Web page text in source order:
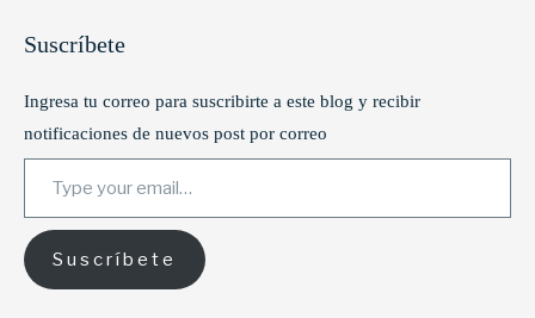
Suscríbete
Ingresa tu correo para suscribirte a este blog y recibir
notificaciones de nuevos post por correo
Type your email…
Suscríbete